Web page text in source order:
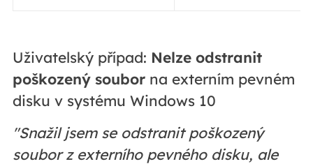
Uživatelský případ: Nelze odstranit
poškozený souborna externím pevném
disku v systému Windows 10
"Snažil jsem se odstranit poškozený
soubor z externího pevného disku, ale